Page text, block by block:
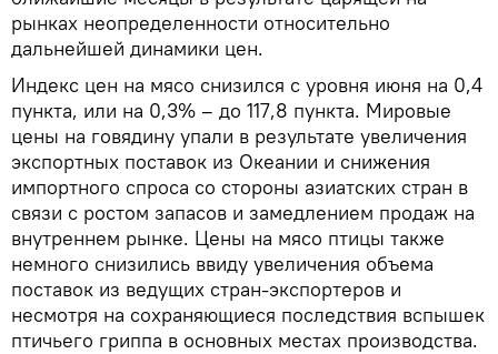
рынках неопределенности относительно
дальнейшей динамики цен.
Индекс цен на мясо снизился с уровня июня на 0,4
пункта, или на 0,3% – до 117,8 пункта. Мировые
цены на говядину упали в результате увеличения
экспортных поставок из Океании и снижения
импортного спроса со стороны азиатских стран в
связи с ростом запасов и замедлением продаж на
внутреннем рынке. Цены на мясо птицы также
немного снизились ввиду увеличения объема
поставок из ведущих стран-экспортеров и
несмотря на сохраняющиеся последствия вспышек
птичьего гриппа в основных местах производства.